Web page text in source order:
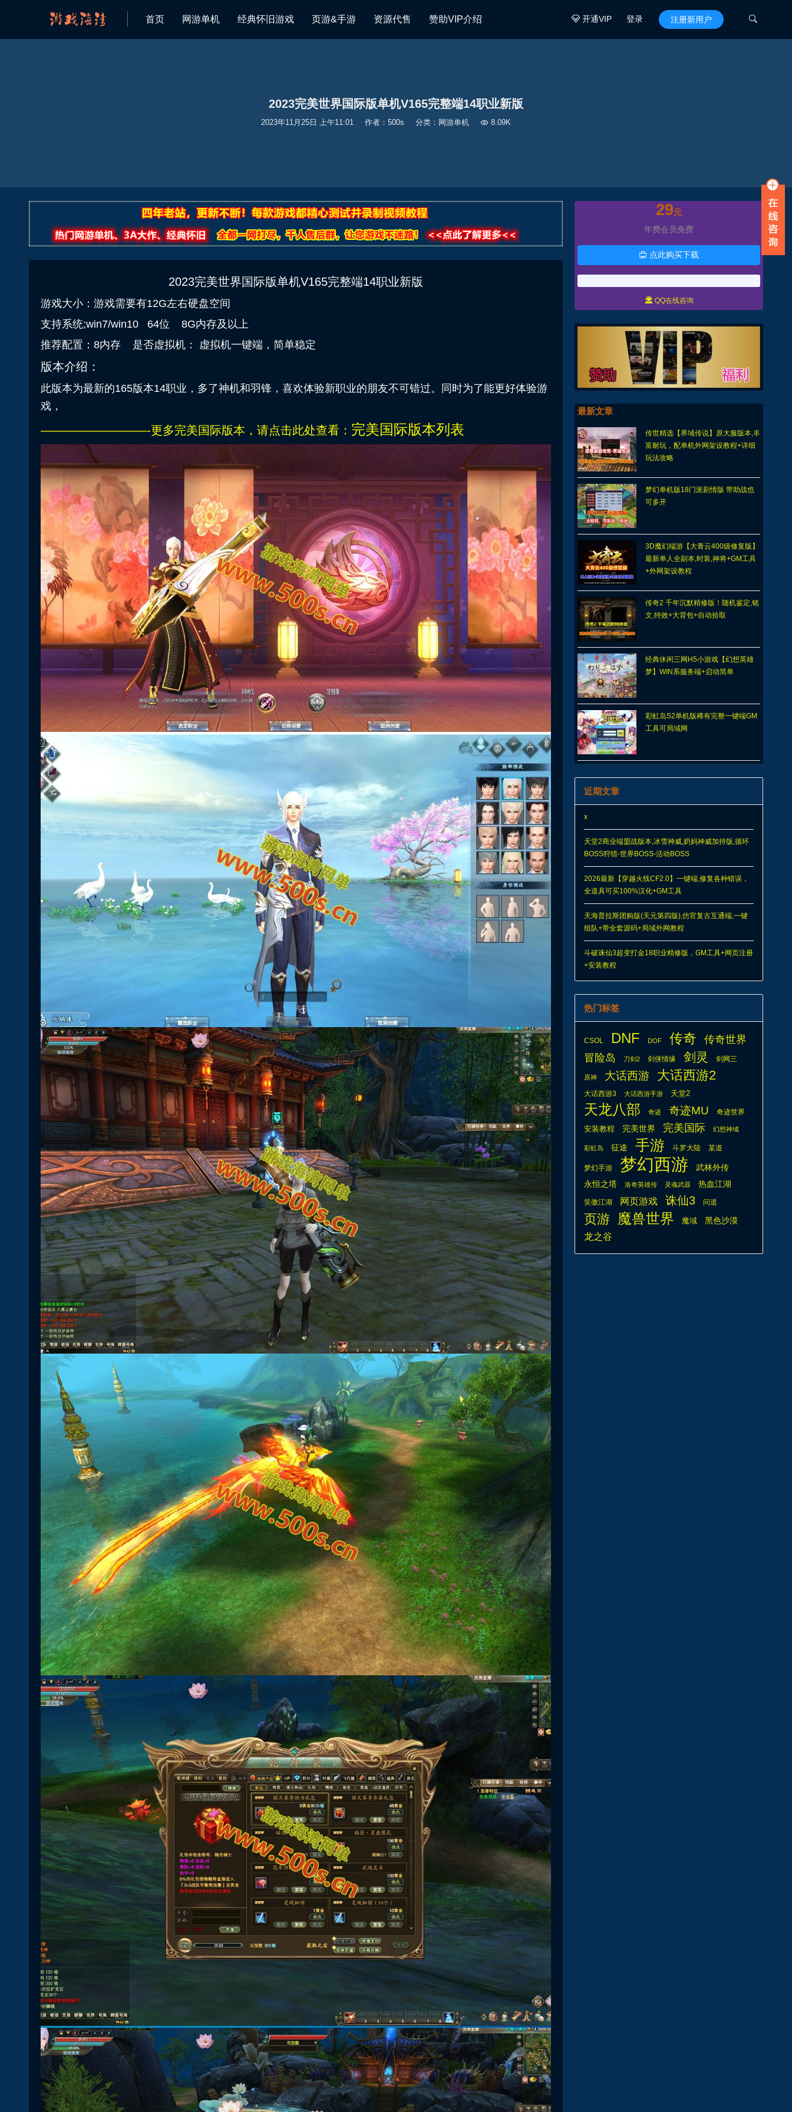
开通VIP 登录 注册新用户 
首页 网游单机 经典怀旧游戏 页游&手游 资源代售 赞助VIP介绍
2023完美世界国际版单机V165完整端14职业新版
2023年11月25日 上午11:01 作者：500s 分类： 网游单机  8.09K
2023完美世界国际版单机V165完整端14职业新版
游戏大小：游戏需要有12G左右硬盘空间
支持系统;win7/win10 64位 8G内存及以上
推荐配置：8内存 是否虚拟机： 虚拟机一键端，简单稳定
版本介绍：
此版本为最新的165版本14职业，多了神机和羽锋，喜欢体验新职业的朋友不可错过。同时为了能更好体验游
戏，
—————————-更多完美国际版本 ，请点击此处查看： 完美国际版本列表
29元
年费会员免费
 点此购买下载
 QQ在线咨询
最新文章
传世精选【界域传说】原大服版本,丰
富耐玩，配单机外网架设教程+详细
玩法攻略
梦幻单机版18门派剧情版 带助战也
可多开
3D魔幻端游【大青云400级修复版】
最新单人全副本,时装,神将+GM工具
+外网架设教程
传奇2 千年沉默精修版！随机鉴定,铭
文,特效+大背包+自动拾取
经典休闲三网H5小游戏【幻想英雄
梦】WIN系服务端+启动简单
彩虹岛S2单机版稀有完整一键端GM
工具可局域网
近期文章
x
天堂2商业端盟战版本,冰雪神威,奶妈神威加持版,循环
BOSS狩猎-世界BOSS-活动BOSS
2026最新【穿越火线CF2.0】一键端,修复各种错误，
全道具可买100%汉化+GM工具
天海普拉斯团购版(天元第四版),仿官复古互通端,一键
组队+带全套源码+局域外网教程
斗破诛仙3超变打金18职业精修版，GM工具+网页注册
+安装教程
热门标签
CSOL DNF DOF 传奇 传奇世界
冒险岛 刀剑2 剑侠情缘 剑灵 剑网三
原神 大话西游 大话西游2
大话西游3 大话西游手游 天堂2
天龙八部 奇迹 奇迹MU 奇迹世界
安装教程 完美世界 完美国际 幻想神域
彩虹岛 征途 手游 斗罗大陆 某道
梦幻手游 梦幻西游
武林外传
永恒之塔
洛奇英雄传 灵魂武器 热血江湖
笑傲江湖 网页游戏 诛仙3 问道
页游 魔兽世界 魔域 黑色沙漠
龙之谷